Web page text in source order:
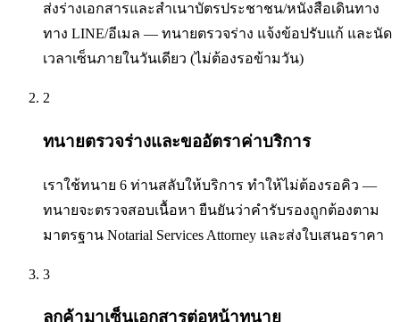
ส่งร่างเอกสารและสำเนาบัตรประชาชน/หนังสือเดินทาง
ทาง LINE/อีเมล — ทนายตรวจร่าง แจ้งข้อปรับแก้ และนัด
เวลาเซ็นภายในวันเดียว (ไม่ต้องรอข้ามวัน)
2
ทนายตรวจร่างและขออัตราค่าบริการ
เราใช้ทนาย 6 ท่านสลับให้บริการ ทำให้ไม่ต้องรอคิว —
ทนายจะตรวจสอบเนื้อหา ยืนยันว่าคำรับรองถูกต้องตาม
มาตรฐาน Notarial Services Attorney และส่งใบเสนอราคา
3
ลูกค้ามาเซ็นเอกสารต่อหน้าทนาย